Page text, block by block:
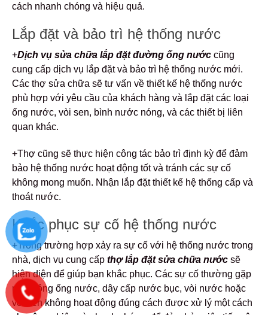
cách nhanh chóng và hiệu quả.
Lắp đặt và bảo trì hệ thống nước
+Dịch vụ sửa chữa lắp đặt đường ống nước cũng
cung cấp dịch vụ lắp đặt và bảo trì hệ thống nước mới.
Các thợ sửa chữa sẽ tư vấn về thiết kế hệ thống nước
phù hợp với yêu cầu của khách hàng và lắp đặt các loại
ống nước, vòi sen, bình nước nóng, và các thiết bị liên
quan khác.
+Thợ cũng sẽ thực hiện công tác bảo trì định kỳ để đảm
bảo hệ thống nước hoạt động tốt và tránh các sự cố
không mong muốn. Nhận lắp đặt thiết kế hệ thống cấp và
thoát nước.
Khắc phục sự cố hệ thống nước
+Trong trường hợp xảy ra sự cố với hệ thống nước trong
nhà, dịch vụ cung cấp thợ lắp đặt sửa chữa nước sẽ
hiện diện để giúp bạn khắc phục. Các sự cố thường gặp
như hỏng ống nước, dây cấp nước bục, vòi nước hoặc
vòi sen không hoạt động đúng cách được xử lý một cách